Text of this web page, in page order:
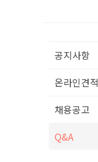
공지사항
온라인견적
채용공고
Q&A